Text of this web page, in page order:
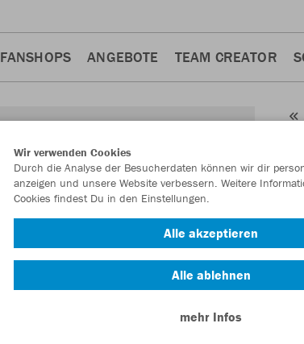
FANSHOPS ANGEBOTE TEAM CREATOR
Wir verwenden Cookies
Durch die Analyse der Besucherdaten können wir dir
anzeigen und unsere Website verbessern. Weitere
Cookies findest Du in den Einstellungen.
Alle akzeptieren
Alle ablehnen
mehr Infos